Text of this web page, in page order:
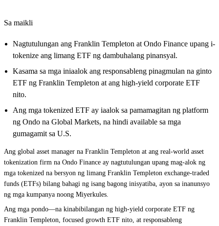
Sa maikli
Nagtutulungan ang Franklin Templeton at Ondo Finance upang i-
tokenize ang limang ETF ng dambuhalang pinansyal.
Kasama sa mga iniaalok ang responsableng pinagmulan na ginto
ETF ng Franklin Templeton at ang high-yield corporate ETF
nito.
Ang mga tokenized ETF ay iaalok sa pamamagitan ng platform
ng Ondo na Global Markets, na hindi available sa mga
gumagamit sa U.S.
Ang global asset manager na Franklin Templeton at ang real-world asset
tokenization firm na Ondo Finance ay nagtutulungan upang mag-alok ng
mga tokenized na bersyon ng limang Franklin Templeton exchange-traded
funds (ETFs) bilang bahagi ng isang bagong inisyatiba, ayon sa inanunsyo
ng mga kumpanya noong Miyerkules.
Ang mga pondo—na kinabibilangan ng high-yield corporate ETF ng
Franklin Templeton, focused growth ETF nito, at responsableng